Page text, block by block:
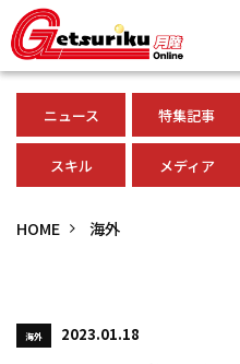
ニュース 特集記事
スキル メディア
HOME 海外
海外 2023.01.18